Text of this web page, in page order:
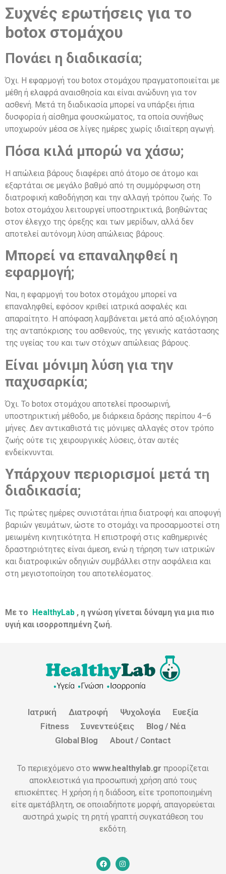
Συχνές ερωτήσεις για το
botox στομάχου
Πονάει η διαδικασία;
Όχι. Η εφαρμογή του botox στομάχου πραγματοποιείται με
μέθη ή ελαφρά αναισθησία και είναι ανώδυνη για τον
ασθενή. Μετά τη διαδικασία μπορεί να υπάρξει ήπια
δυσφορία ή αίσθημα φουσκώματος, τα οποία συνήθως
υποχωρούν μέσα σε λίγες ημέρες χωρίς ιδιαίτερη αγωγή.
Πόσα κιλά μπορώ να χάσω;
Η απώλεια βάρους διαφέρει από άτομο σε άτομο και
εξαρτάται σε μεγάλο βαθμό από τη συμμόρφωση στη
διατροφική καθοδήγηση και την αλλαγή τρόπου ζωής. Το
botox στομάχου λειτουργεί υποστηρικτικά, βοηθώντας
στον έλεγχο της όρεξης και των μερίδων, αλλά δεν
αποτελεί αυτόνομη λύση απώλειας βάρους.
Μπορεί να επαναληφθεί η
εφαρμογή;
Ναι, η εφαρμογή του botox στομάχου μπορεί να
επαναληφθεί, εφόσον κριθεί ιατρικά ασφαλές και
απαραίτητο. Η απόφαση λαμβάνεται μετά από αξιολόγηση
της ανταπόκρισης του ασθενούς, της γενικής κατάστασης
της υγείας του και των στόχων απώλειας βάρους.
Είναι μόνιμη λύση για την
παχυσαρκία;
Όχι. Το botox στομάχου αποτελεί προσωρινή,
υποστηρικτική μέθοδο, με διάρκεια δράσης περίπου 4–6
μήνες. Δεν αντικαθιστά τις μόνιμες αλλαγές στον τρόπο
ζωής ούτε τις χειρουργικές λύσεις, όταν αυτές
ενδείκνυνται.
Υπάρχουν περιορισμοί μετά τη
διαδικασία;
Τις πρώτες ημέρες συνιστάται ήπια διατροφή και αποφυγή
βαριών γευμάτων, ώστε το στομάχι να προσαρμοστεί στη
μειωμένη κινητικότητα. Η επιστροφή στις καθημερινές
δραστηριότητες είναι άμεση, ενώ η τήρηση των ιατρικών
και διατροφικών οδηγιών συμβάλλει στην ασφάλεια και
στη μεγιστοποίηση του αποτελέσματος.
Με το HealthyLab , η γνώση γίνεται δύναμη για μια πιο
υγιή και ισορροπημένη ζωή.
Ιατρική Διατροφή Ψυχολογία
Ευεξία
Fitness
Συνεντεύξεις
Blog / Νέα
Global Blog
About / Contact
Το περιεχόμενο στο www.healthylab.gr προορίζεται
αποκλειστικά για προσωπική χρήση από τους
επισκέπτες. Η χρήση ή η διάδοση, είτε τροποποιημένη
είτε αμετάβλητη, σε οποιαδήποτε μορφή, απαγορεύεται
αυστηρά χωρίς τη ρητή γραπτή συγκατάθεση του
εκδότη.